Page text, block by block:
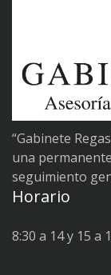
“Gabinete
una
seguimiento
Horario
8:30 a 14 y 15 a